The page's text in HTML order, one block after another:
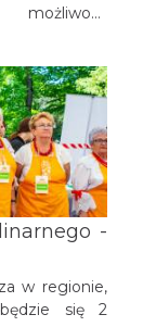
-
w regionie,
się 2